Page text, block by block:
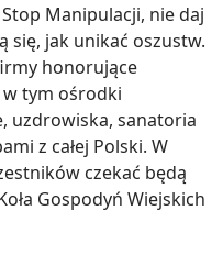
Manipulacji, nie daj
się, jak unikać oszustw.
honorujące
w tym ośrodki
uzdrowiska, sanatoria
z całej Polski. W
czekać będą
Gospodyń Wiejskich